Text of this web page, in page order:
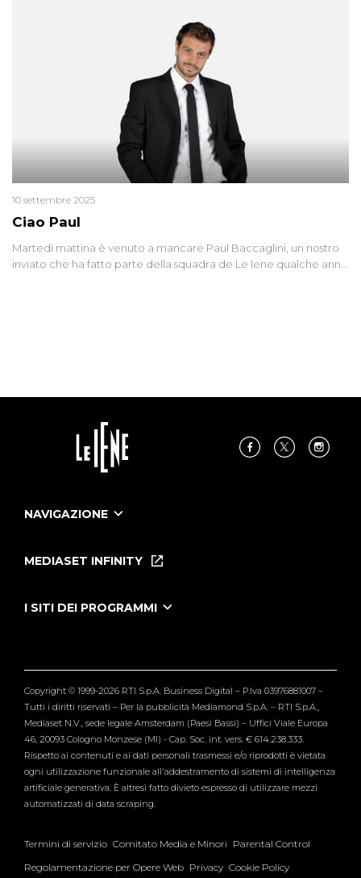
Ciao Paul
10 settembre 2025
Martedì mattina è venuto a mancare Paul Baccaglini, un nostro
inviato che ha fatto parte della squadra de Le Iene qualche anno
NAVIGAZIONE
Le Iene Presentano Inside
Tutti i servizi
MEDIASET INFINITY
I SITI DEI PROGRAMMI
Verissimo
Copyright © 1999-2026 RTI S.p.A. Business Digital – P.Iva 03976881007 –
Tutti i diritti riservati – Per la pubblicità Mediamond S.p.A. – RTI S.p.A.,
Mediaset N.V., sede legale Amsterdam (Paesi Bassi) – Uffici Viale Europa
46, 20093 Cologno Monzese (MI) - Cap. Soc. int. vers. € 614.238.333.
Rispetto ai contenuti e ai dati personali trasmessi e/o riprodotti è vietata
ogni utilizzazione funzionale all'addestramento di sistemi di intelligenza
artificiale generativa. È altresì fatto divieto espresso di utilizzare mezzi
automatizzati di data scraping.
Termini di servizio Comitato Media e Minori Parental Control
Regolamentazione per Opere Web Privacy Cookie Policy